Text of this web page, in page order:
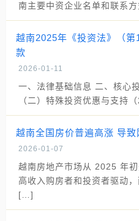
南主要中资企业名单和联系
越南2025年《投资法》（
款
2026-01-11
一、法律基础信息 二、核心
（二）特殊投资优惠与支持
越南全国房价普遍高涨 导
2026-01-07
越南房地产市场从 2025 年
高收入购房者和投资者驱动
[…]